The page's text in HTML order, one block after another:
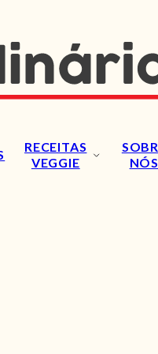
RECEITAS
VEGGIE
NÓS